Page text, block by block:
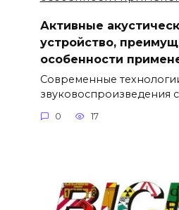
Активные
устройство,
особенности
Современные
звуковоспроизведения
0 17